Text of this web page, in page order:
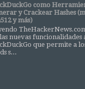
como
y Crackear Hashes
y más)
nuevas funcionalidades
que permite a
s...